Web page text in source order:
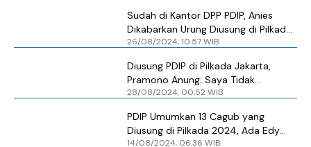
Sudah di Kantor DPP PDIP, Anies
Dikabarkan Urung Diusung di Pilkada
Jakarta 2024
26/08/2024, 10.57 WIB
Diusung PDIP di Pilkada Jakarta,
Pramono Anung: Saya Tidak
Meminta dan Berharap
28/08/2024, 00.52 WIB
PDIP Umumkan 13 Cagub yang
Diusung di Pilkada 2024, Ada Edy
Rahmayadi
14/08/2024, 06.36 WIB